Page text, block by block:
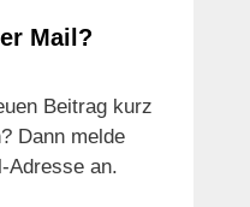
Mail?
Beitrag kurz
Dann melde
Adresse an.